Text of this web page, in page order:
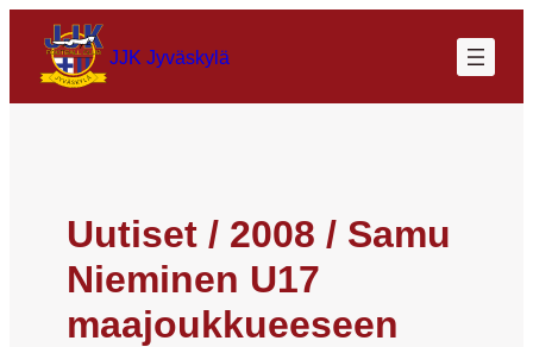
JJK Jyväskylä
Uutiset / 2008 / Samu
Nieminen U17
maajoukkueeseen